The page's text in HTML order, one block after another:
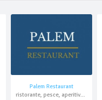
Palem Restaurant
ristorante, pesce, aperitivo, pranzo di lavoro